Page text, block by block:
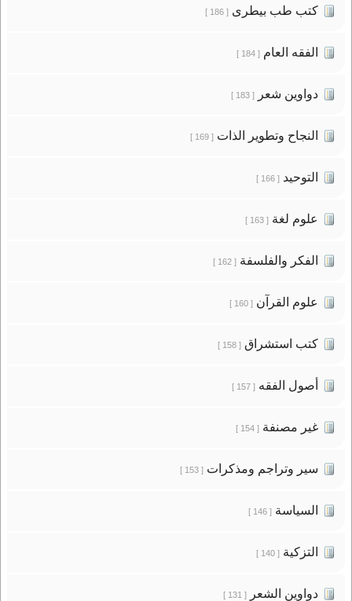
كتب طب بيطرى[ 186 ]
الفقه العام[ 184 ]
دواوين شعر[ 183 ]
النجاح وتطوير الذات[ 169 ]
التوحيد[ 166 ]
علوم لغة[ 163 ]
الفكر والفلسفة[ 162 ]
علوم القرآن[ 160 ]
كتب استشراق[ 158 ]
أصول الفقه[ 157 ]
غير مصنفة[ 154 ]
سير وتراجم ومذكرات[ 153 ]
السياسة[ 146 ]
التزكية[ 140 ]
دواوين الشعر[ 131 ]